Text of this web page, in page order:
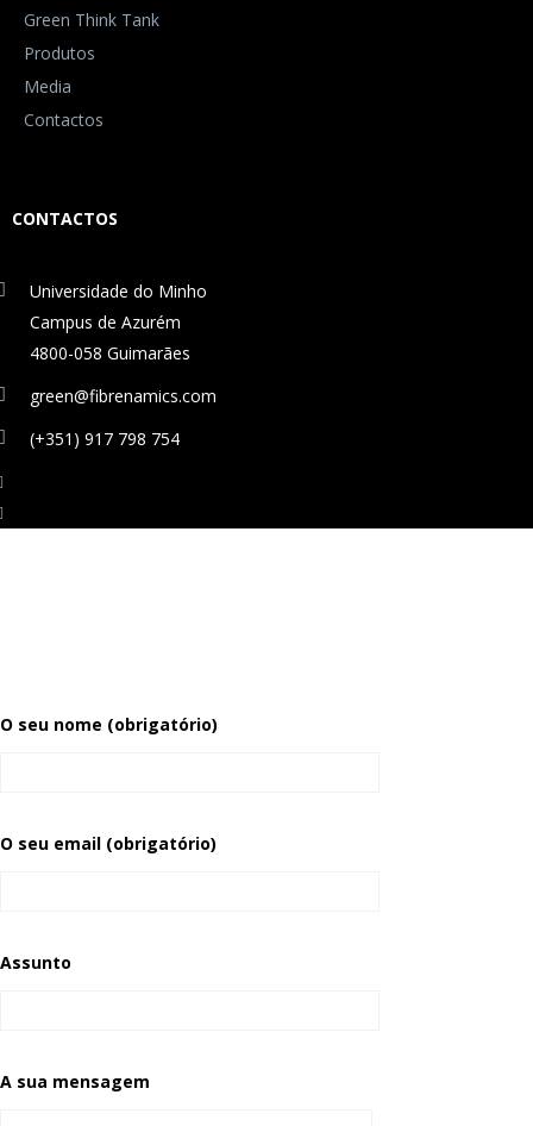
Green Think Tank
Produtos
Media
Contactos
CONTACTOS
Universidade do Minho
Campus de Azurém
4800-058 Guimarães
green@fibrenamics.com
(+351) 917 798 754
O seu nome (obrigatório)
O seu email (obrigatório)
Assunto
A sua mensagem